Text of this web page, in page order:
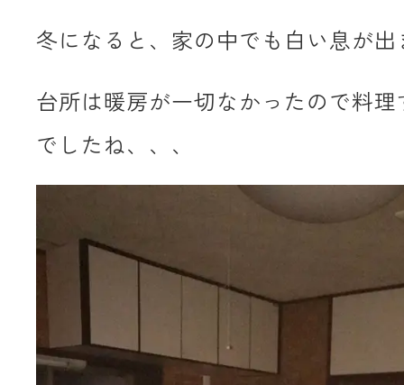
冬になると、家の中でも白い息が出
台所は暖房が一切なかったので料
でしたね、、、